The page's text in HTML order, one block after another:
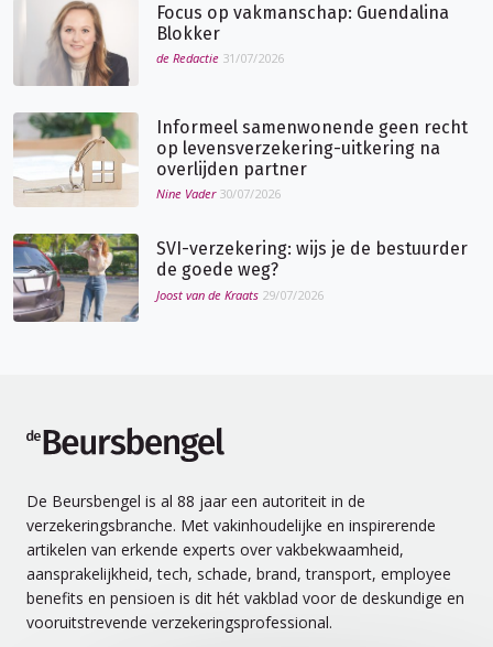
Focus op vakmanschap: Guendalina
Blokker
de Redactie 31/07/2026
Informeel samenwonende geen recht
op levensverzekering-uitkering na
overlijden partner
Nine Vader 30/07/2026
SVI-verzekering: wijs je de bestuurder
de goede weg?
Joost van de Kraats 29/07/2026
De Beursbengel is al 88 jaar een autoriteit in de
verzekeringsbranche. Met vakinhoudelijke en inspirerende
artikelen van erkende experts over vakbekwaamheid,
aansprakelijkheid, tech, schade, brand, transport, employee
benefits en pensioen is dit hét vakblad voor de deskundige en
vooruitstrevende verzekeringsprofessional.